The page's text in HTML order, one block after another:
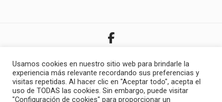
Usamos cookies en nuestro sitio web para brindarle la
experiencia más relevante recordando sus preferencias y
visitas repetidas. Al hacer clic en "Aceptar todo", acepta el
uso de TODAS las cookies. Sin embargo, puede visitar
"Configuración de cookies" para proporcionar un